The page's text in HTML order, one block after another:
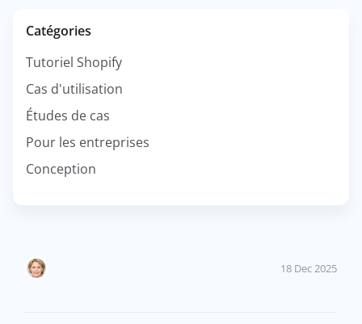
Catégories
Tutoriel Shopify
Cas d'utilisation
Études de cas
Pour les entreprises
Conception
18 Dec 2025